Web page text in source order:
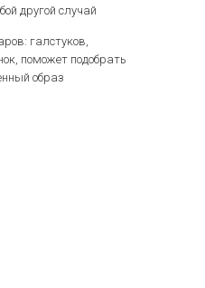
другой случай
галстуков,
поможет подобрать
образ